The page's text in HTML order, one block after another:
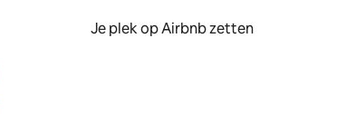
Je plek op Airbnb zetten